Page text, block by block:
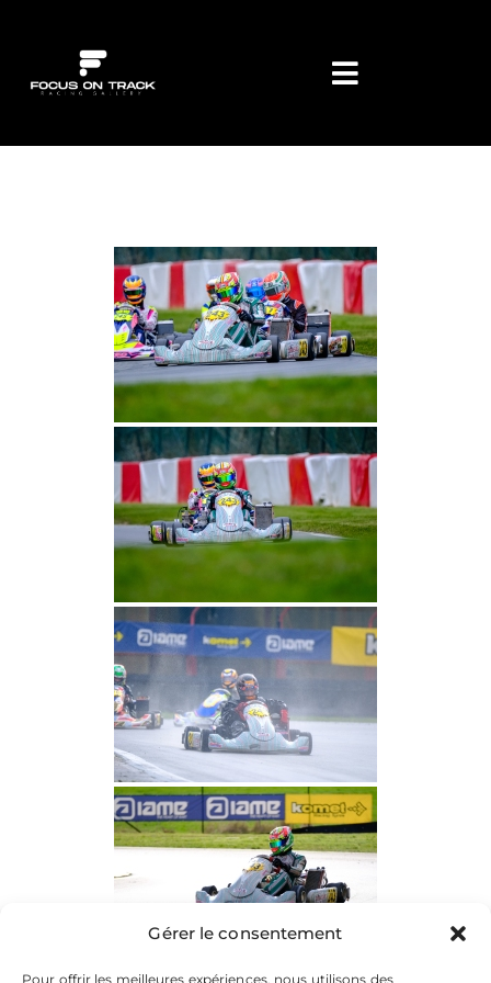
Gérer le consentement
Pour offrir les meilleures expériences, nous utilisons des